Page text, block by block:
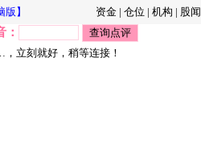
版】 资金 | 仓位 | 机构 | 股闻
：
立刻就好，稍等连接！